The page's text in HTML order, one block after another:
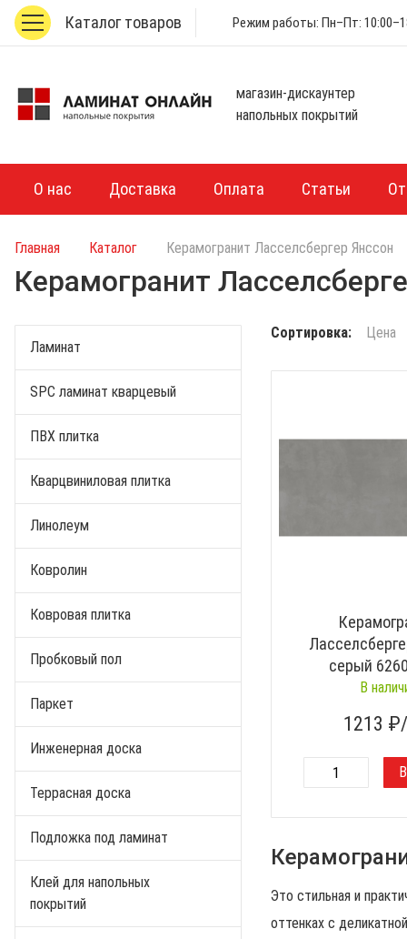
Каталог товаров Режим работы: Пн–Пт:
магазин-дискаунтер
напольных покрытий
О нас Доставка Оплата Статьи
Главная Каталог Керамогранит Ласселсбергер Янссон
Керамогранит
Ламинат
SPC ламинат кварцевый
ПВХ плитка
Кварцвиниловая плитка
Линолеум
Ковролин
Ковровая плитка
Пробковый пол
Паркет
Инженерная доска
Террасная доска
Подложка под ламинат
Клей для напольных
покрытий
Сортировка: Цена
серый
В
1213
Это стильная и
оттенках с